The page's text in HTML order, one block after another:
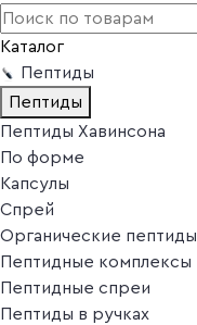
Каталог
Пептиды
Пептиды
Пептиды Хавинсона
По форме
Капсулы
Спрей
Органические пептиды
Пептидные комплексы
Пептидные спреи
Пептиды в ручках